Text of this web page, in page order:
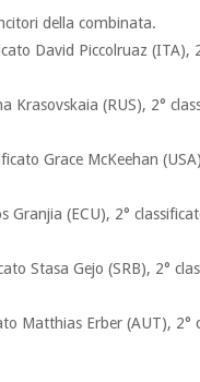
della combinata.
David Piccolruaz (ITA),
Krasovskaia (RUS), 2°
Grace McKeehan
Granjia (ECU), 2°
Stasa Gejo (SRB), 2°
Matthias Erber (AUT), 2°